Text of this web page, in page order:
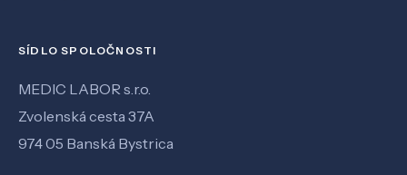
SÍDLO SPOLOČNOSTI
MEDIC LABOR s.r.o.
Zvolenská cesta 37A
974 05 Banská Bystrica